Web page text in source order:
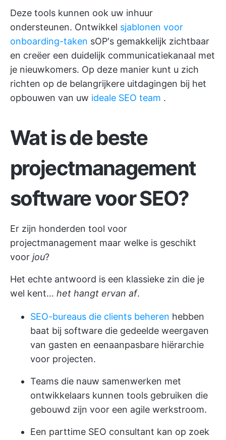
Deze tools kunnen ook uw inhuur
ondersteunen. Ontwikkel sjablonen voor
onboarding-taken sOP's gemakkelijk zichtbaar
en creëer een duidelijk communicatiekanaal met
je nieuwkomers. Op deze manier kunt u zich
richten op de belangrijkere uitdagingen bij het
opbouwen van uw ideale SEO team .
Wat is de beste
projectmanagement
software voor SEO?
Er zijn honderden tool voor
projectmanagement maar welke is geschikt
voor jou?
Het echte antwoord is een klassieke zin die je
wel kent... het hangt ervan af.
SEO-bureaus die clients beheren hebben
baat bij software die gedeelde weergaven
van gasten en eenaanpasbare hiërarchie
voor projecten.
Teams die nauw samenwerken met
ontwikkelaars kunnen tools gebruiken die
gebouwd zijn voor een agile werkstroom.
Een parttime SEO consultant kan op zoek